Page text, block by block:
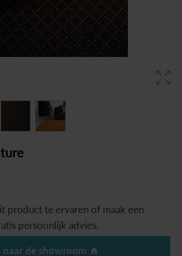
product te ervaren of maak een
persoonlijk advies.
naar de showroom